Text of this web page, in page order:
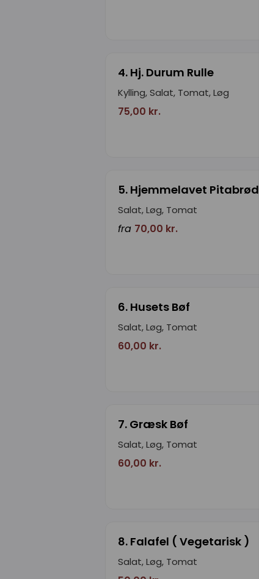
4. Hj. Durum Rulle
Kylling, Salat, Tomat, Løg
75,00 kr.
5. Hjemmelavet Pitabrød
Salat, Løg, Tomat
fra 70,00 kr.
6. Husets Bøf
Salat, Løg, Tomat
60,00 kr.
7. Græsk Bøf
Salat, Løg, Tomat
60,00 kr.
8. Falafel ( Vegetarisk )
Salat, Løg, Tomat